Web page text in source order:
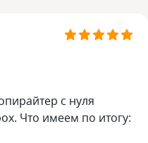
с нуля
Что имеем по итогу: